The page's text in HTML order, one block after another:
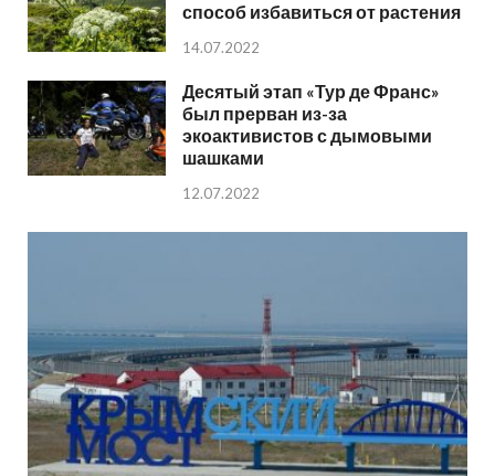
способ избавиться от растения
14.07.2022
Десятый этап «Тур де Франс»
был прерван из-за
экоактивистов с дымовыми
шашками
12.07.2022